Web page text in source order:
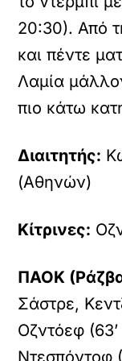
20:30). Από
και πέντε
Λαμία
πιο κάτω
Διαιτητής:
(Αθηνών)
Κίτρινες:
ΠΑΟΚ
Σάστρε,
Οζντόεφ
Ντεσπόντοφ